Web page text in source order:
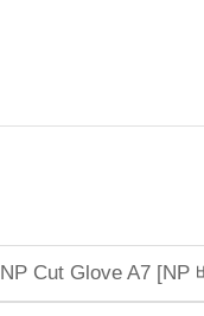
NP Cut Glove A7 [NP